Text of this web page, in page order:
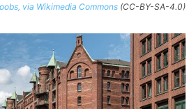
via Wikimedia Commons (CC-BY-SA-4.0)